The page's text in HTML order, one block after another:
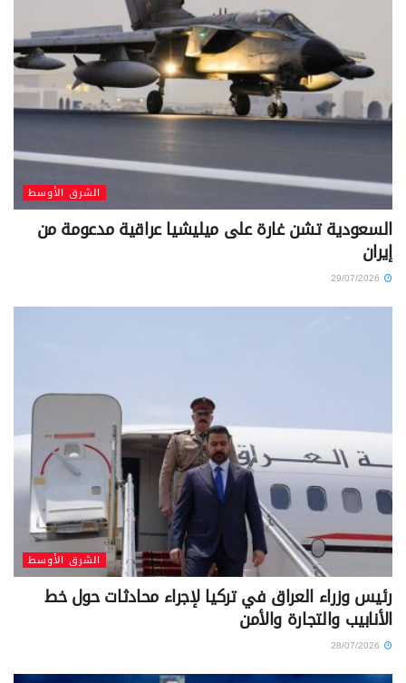
الشرق الأوسط
السعودية تشن غارة على ميليشيا عراقية مدعومة من
إيران
الشرق الأوسط
رئيس وزراء العراق في تركيا لإجراء محادثات حول خط
الأنابيب والتجارة والأمن